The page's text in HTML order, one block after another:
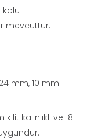
kolu
mevcuttur.
mm, 10 mm
kalınlıklı ve 18